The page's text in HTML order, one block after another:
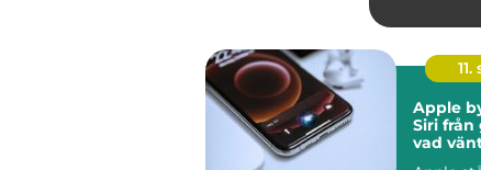
11.
Apple
Siri från
vad